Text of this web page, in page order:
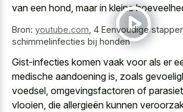
van een hond, maar in kleine
Bron: youtube.com 4 Eenvoudige
schimmelinfecties bij honden
Gist-infecties komen vaak voor als er
medische aandoening is, zoals
voedsel, omgevingsfactoren of
vlooien, die allergieën kunnen